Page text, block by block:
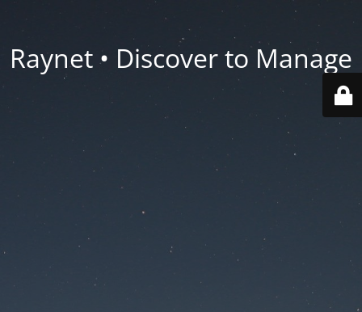
Raynet • Discover to Manage